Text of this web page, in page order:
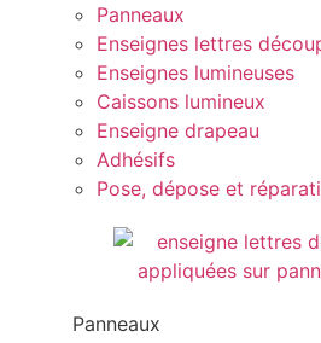
Panneaux
Enseignes lettres
Enseignes lumineuses
Caissons lumineux
Enseigne drapeau
Adhésifs
Pose, dépose et
Panneaux